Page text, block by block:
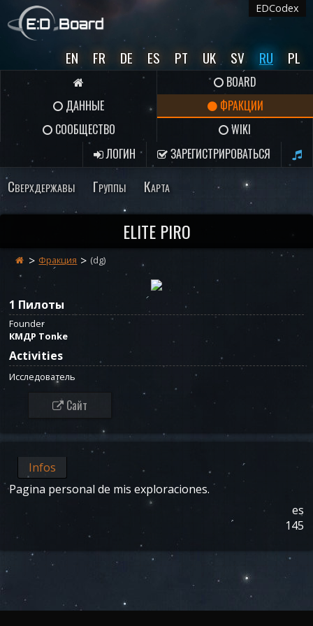
EDCodex
EN FR DE ES PT UK SV RU PL
BOARD
ДАННЫЕ
ФРАКЦИИ
СООБЩЕСТВО
WIKI
ЛОГИН
ЗАРЕГИСТРИРОВАТЬСЯ
Сверхдержавы Группы Карта
ELITE PIRO
Фракция (dg)
1 Пилоты
Founder
КМДР Tonke
Activities
Исследователь
Сайт
Infos
Pagina personal de mis exploraciones.
es
145